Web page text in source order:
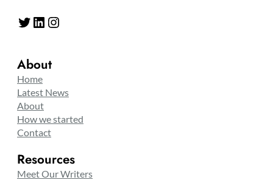
Twitter LinkedIn Instagram
About
Home
Latest News
About
How we started
Contact
Resources
Meet Our Writers